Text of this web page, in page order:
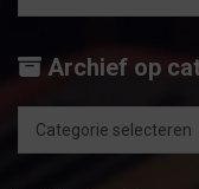
Archief
maandArchief op
Archief